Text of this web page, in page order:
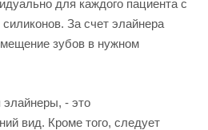
для каждого пациента с
За счет элайнера
зубов в нужном
элайнеры, - это
вид. Кроме того, следует